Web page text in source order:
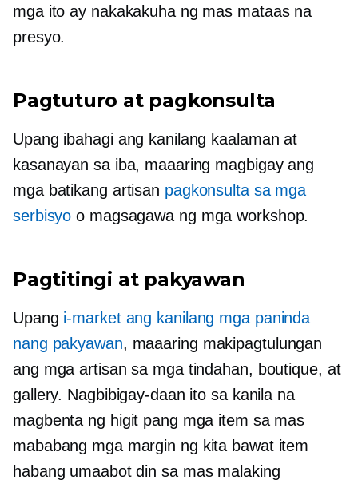
mga ito ay nakakakuha ng mas mataas na
presyo.
Pagtuturo at pagkonsulta
Upang ibahagi ang kanilang kaalaman at
kasanayan sa iba, maaaring magbigay ang
mga batikang artisan pagkonsulta sa mga
serbisyo o magsagawa ng mga workshop.
Pagtitingi at pakyawan
Upang i-market ang kanilang mga paninda
nang pakyawan, maaaring makipagtulungan
ang mga artisan sa mga tindahan, boutique, at
gallery. Nagbibigay-daan ito sa kanila na
magbenta ng higit pang mga item sa mas
mababang mga margin ng kita bawat item
habang umaabot din sa mas malaking